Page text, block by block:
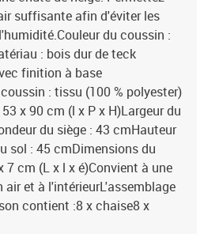
suffisante afin d'éviter les
du coussin :
: bois dur de teck
finition à base
: tissu (100 % polyester)
x 90 cm (l x P x H)Largeur du
du siège : 43 cmHauteur
sol : 45 cmDimensions du
7 cm (L x l x é)Convient à une
et à l'intérieurL'assemblage
contient :8 x chaise8 x